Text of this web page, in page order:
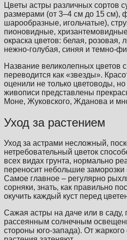
Цветы астры различных сортов
размерами (от 3–4 см до 15 см),
шарообразные, игольчатые),
пионовидные,
окраска цветов: белая, розовая,
нежно-голубая, синяя и темно-
Название великолепных цветов с
переводится как «звезды».
оценили не только цветоводы,
живописи представлены
Моне, Жуковского, Жданова и
Уход за растением
Уход за астрами несложный,
нетребовательный цветок
всех видах грунта, нормально
переносит небольшие
Самое главное – регулярно
сорняки, знать, как правильно
окучить каждый куст перед
Сажая астры на даче или в саду,
рассеянным солнечным
стороны юго-запада). От